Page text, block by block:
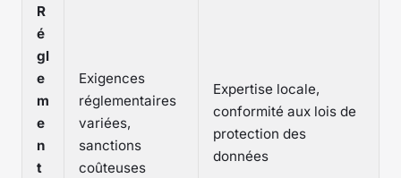
R
é
gl
e
m
e
n
t
Exigences
réglementaires
variées,
sanctions
coûteuses
Expertise locale,
conformité aux lois de
protection des
données